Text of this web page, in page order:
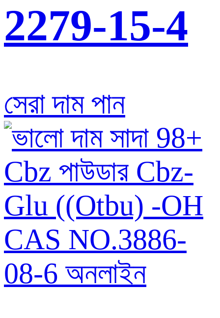
2279-15-4
সেরা দাম পান